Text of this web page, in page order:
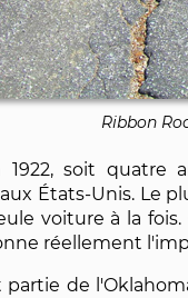
Ribbon
1922, soit
États-Unis. Le
voiture à la
réellement
de